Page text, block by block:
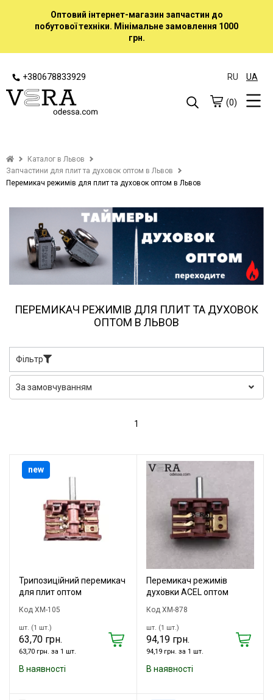
Оптовий інтернет-магазин запчастин до
побутової техніки. Мінімальне замовлення 1000
грн.
+380678833929 RU UA
(0)
Каталог в Львов
Запчастини для плит та духовок оптом в Львов
Перемикач режимів для плит та духовок оптом в Львов
ПЕРЕМИКАЧ РЕЖИМІВ ДЛЯ ПЛИТ ТА ДУХОВОК
ОПТОМ В ЛЬВОВ
Фільтр
1
Трипозиційний перемикач
для плит оптом
Код XM-105
шт. (1 шт.)
63,70 грн.
63,70 грн. за 1 шт.
В наявності
new
Перемикач режимів
духовки ACEL оптом
Код XM-878
шт. (1 шт.)
94,19 грн.
94,19 грн. за 1 шт.
В наявності